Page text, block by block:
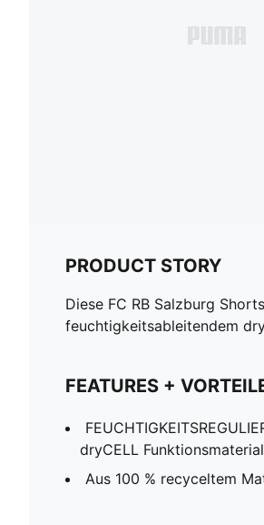
PRODUCT STORY
Diese FC RB Salzburg
feuchtigkeitsableitendem
FEATURES +
dryCELL
Aus 100 % recyceltem